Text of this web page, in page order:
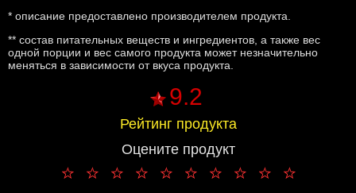
* описание предоставлено производителем продукта.
** состав питательных веществ и ингредиентов, а также вес
одной порции и вес самого продукта может незначительно
меняться в зависимости от вкуса продукта.
9.2
Рейтинг продукта
Оцените продукт